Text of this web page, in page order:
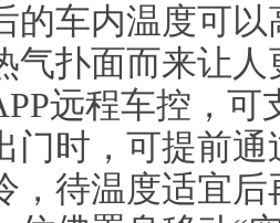
的车内温度可
气扑面而来让
远程车控，
门时，可提前
，待温度适宜